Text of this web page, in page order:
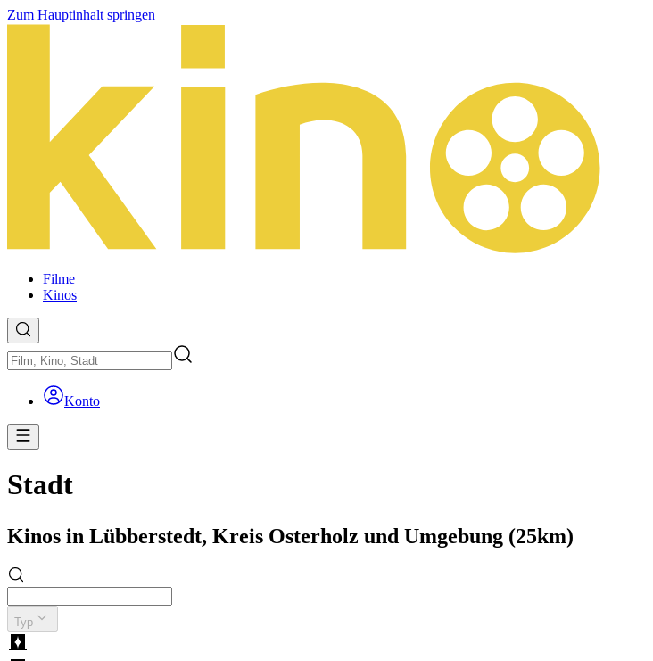
Zum Hauptinhalt springen
Filme
Kinos
Konto
Stadt
Kinos in Lübberstedt, Kreis Osterholz und Umgebung (25km)
Typ